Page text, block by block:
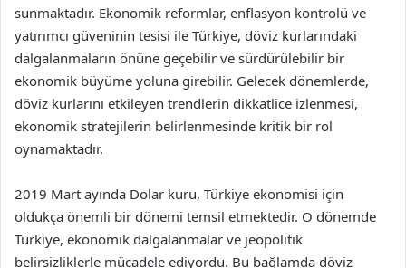
sunmaktadır. Ekonomik reformlar, enflasyon kontrolü ve
yatırımcı güveninin tesisi ile Türkiye, döviz kurlarındaki
dalgalanmaların önüne geçebilir ve sürdürülebilir bir
ekonomik büyüme yoluna girebilir. Gelecek dönemlerde,
döviz kurlarını etkileyen trendlerin dikkatlice izlenmesi,
ekonomik stratejilerin belirlenmesinde kritik bir rol
oynamaktadır.
2019 Mart ayında Dolar kuru, Türkiye ekonomisi için
oldukça önemli bir dönemi temsil etmektedir. O dönemde
Türkiye, ekonomik dalgalanmalar ve jeopolitik
belirsizliklerle mücadele ediyordu. Bu bağlamda döviz